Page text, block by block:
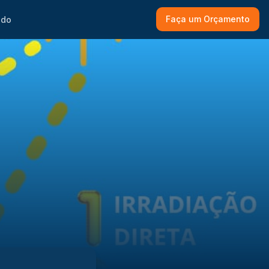
Faça um Orçamento